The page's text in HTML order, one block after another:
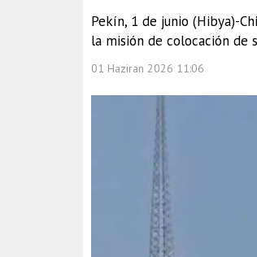
Pekín, 1 de junio (Hibya)-
la misión de colocación de
01 Haziran 2026 11:06